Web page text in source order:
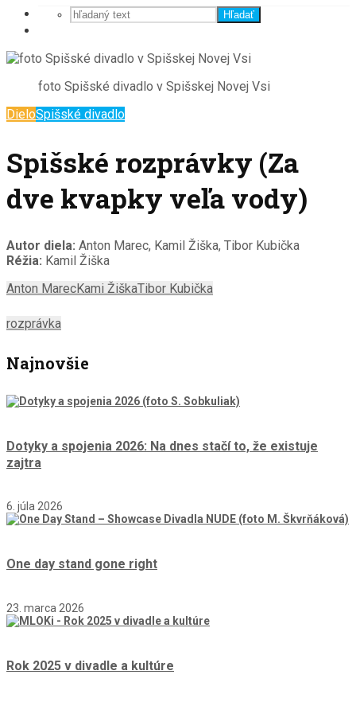
Hľadať
foto Spišské divadlo v Spišskej Novej Vsi
DieloSpišské divadlo
Spišské rozprávky (Za
dve kvapky veľa vody)
Autor diela: Anton Marec, Kamil Žiška, Tibor Kubička
Réžia: Kamil Žiška
Anton MarecKami ŽiškaTibor Kubička
rozprávka
Najnovšie
Dotyky a spojenia 2026: Na dnes stačí to, že existuje
zajtra
6. júla 2026
One day stand gone right
23. marca 2026
Rok 2025 v divadle a kultúre